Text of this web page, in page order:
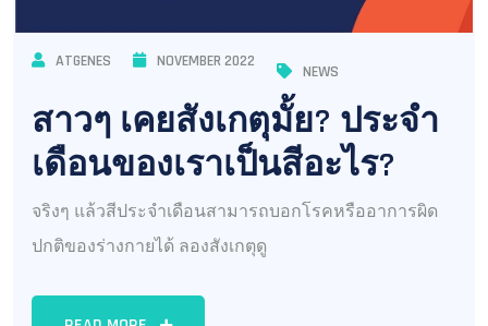
ATGENES NOVEMBER 2022
NEWS
สาวๆ เคยสังเกตุมั้ย? ประจำ
เดือนของเราเป็นสีอะไร?
จริงๆ แล้วสีประจำเดือนสามารถบอกโรคหรืออาการผิด
ปกติของร่างกายได้ ลองสังเกตุดู